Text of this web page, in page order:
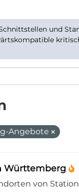
und
Angebote
Württemberg
von